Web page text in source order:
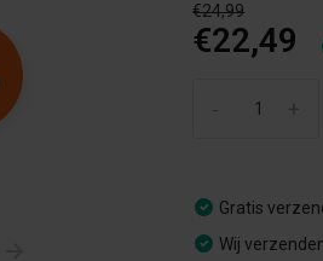
€24,99
€22,49
Gratis
Wij